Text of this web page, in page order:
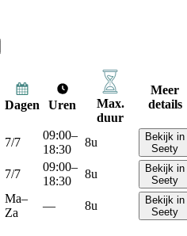
Dagen Uren
Max.
duur
Meer
details
7/7
09:00–
18:30
8u
Bekijk in
Seety
7/7
09:00–
18:30
8u
Bekijk in
Seety
Ma–
Za
— 8u
Bekijk in
Seety